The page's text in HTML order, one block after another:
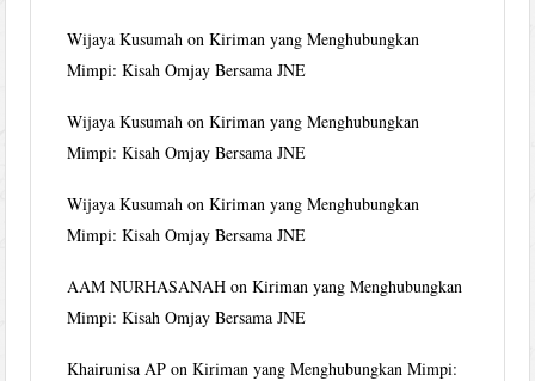
Wijaya Kusumah onKiriman yang Menghubungkan
Mimpi: Kisah Omjay Bersama JNE
Wijaya Kusumah onKiriman yang Menghubungkan
Mimpi: Kisah Omjay Bersama JNE
Wijaya Kusumah onKiriman yang Menghubungkan
Mimpi: Kisah Omjay Bersama JNE
AAM NURHASANAH onKiriman yang Menghubungkan
Mimpi: Kisah Omjay Bersama JNE
Khairunisa AP onKiriman yang Menghubungkan Mimpi: